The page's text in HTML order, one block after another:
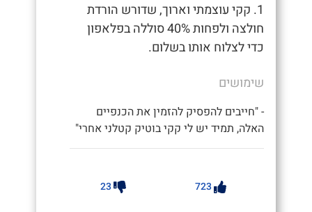
1. קקי עוצמתי וארוך, שדורש הורדת
חולצה ולפחות 40% סוללה בפלאפון
כדי לצלוח אותו בשלום.
שימושים
- "חייבים להפסיק להזמין את הכנפיים
האלה, תמיד יש לי קקי בוטיק קטלני אחרי"
723
23